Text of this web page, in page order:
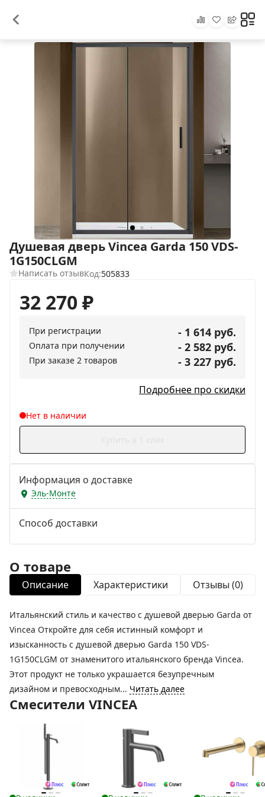
Душевая дверь Vincea Garda 150 VDS-
1G150CLGM
Написать отзывКод:505833
32 270₽
При регистрации - 1 614 руб.
Оплата при получении - 2 582 руб.
При заказе 2 товаров - 3 227 руб.
Подробнее про скидки
Нет в наличии
Информация о доставке
Эль-Монте
Способ доставки
О товаре
Описание Характеристики Отзывы (0)
Итальянский стиль и качество с душевой дверью Garda от
Vincea Откройте для себя истинный комфорт и
изысканность с душевой дверью Garda 150 VDS-
1G150CLGM от знаменитого итальянского бренда Vincea.
Этот продукт не только украшается безупречным
дизайном и превосходным... Читать далее
Смесители VINCEA